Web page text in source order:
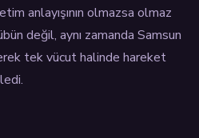
anlayışının olmazsa olmaz
değil, aynı zamanda Samsun
tek vücut halinde hareket